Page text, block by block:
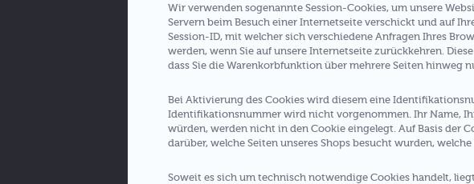
Wir verwenden sogenannte Session-Cookies, um unsere
Servern beim Besuch einer Internetseite verschickt und auf
Session-ID, mit welcher sich verschiedene Anfragen Ihres
werden, wenn Sie auf unsere Internetseite zurückkehren.
dass Sie die Warenkorbfunktion über mehrere Seiten hinweg
Bei Aktivierung des Cookies wird diesem eine
Identifikationsnummer wird nicht vorgenommen. Ihr Name,
würden, werden nicht in den Cookie eingelegt. Auf Basis der
darüber, welche Seiten unseres Shops besucht wurden,
Soweit es sich um technisch notwendige Cookies handelt,